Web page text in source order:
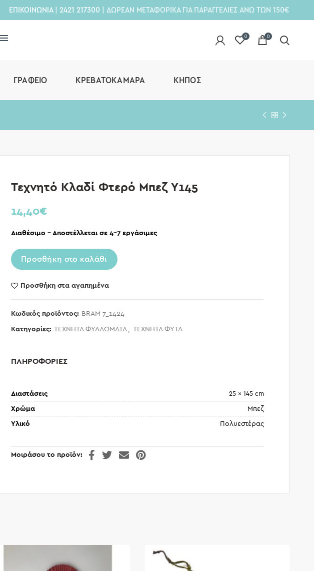
ΕΠΙΚΟΙΝΩΝΙΑ| 2421 217300 | ΔΩΡΕΑΝ ΜΕΤΑΦΟΡΙΚΑ ΓΙΑ ΠΑΡΑΓΓΕΛΙΕΣ ΑΝΩ ΤΩΝ 150€
0 0
ΓΡΑΦΕΊΟ ΚΡΕΒΑΤΟΚΆΜΑΡΑ ΚΉΠΟΣ
Τεχνητό Κλαδί Φτερό Μπεζ Υ145
14,40€
Διαθέσιμο – Αποστέλλεται σε 4-7 εργάσιμες
Προσθήκη στο καλάθι
Προσθήκη στα αγαπημένα
Κωδικός προϊόντος: BRAM 7_1424
Κατηγορίες: ΤΕΧΝΗΤΑ ΦΥΛΛΩΜΑΤΑ , ΤΕΧΝΗΤΑ ΦΥΤΑ
ΠΛΗΡΟΦΟΡΙΕΣ
Διαστάσεις 25 × 145 cm
Χρώμα Μπεζ
Υλικό Πολυεστέρας
Μοιράσου το προϊόν